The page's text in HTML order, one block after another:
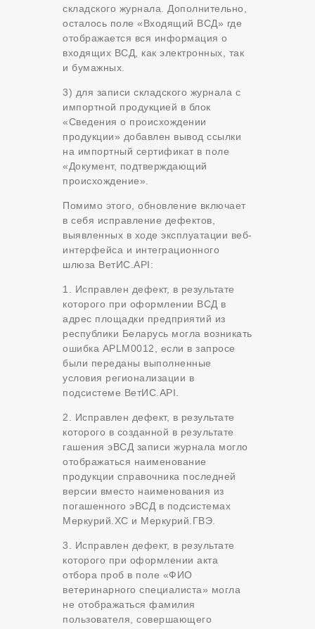
складского журнала. Дополнительно,
осталось поле «Входящий ВСД» где
отображается вся информация о
входящих ВСД, как электронных, так
и бумажных.
3) для записи складского журнала с
импортной продукцией в блок
«Сведения о происхождении
продукции» добавлен вывод ссылки
на импортный сертификат в поле
«Документ, подтверждающий
происхождение».
Помимо этого, обновление включает
в себя исправление дефектов,
выявленных в ходе эксплуатации веб-
интерфейса и интеграционного
шлюза ВетИС.API:
1. Исправлен дефект, в результате
которого при оформлении ВСД в
адрес площадки предприятий из
республики Беларусь могла возникать
ошибка APLM0012, если в запросе
были переданы выполненные
условия регионализации в
подсистеме ВетИС.API.
2. Исправлен дефект, в результате
которого в созданной в результате
гашения эВСД записи журнала могло
отображаться наименование
продукции справочника последней
версии вместо наименования из
погашенного эВСД в подсистемах
Меркурий.ХС и Меркурий.ГВЭ.
3. Исправлен дефект, в результате
которого при оформлении акта
отбора проб в поле «ФИО
ветеринарного специалиста» могла
не отображаться фамилия
пользователя, совершающего